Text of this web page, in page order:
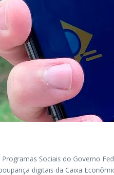
Sociais do Governo
digitais da Caixa